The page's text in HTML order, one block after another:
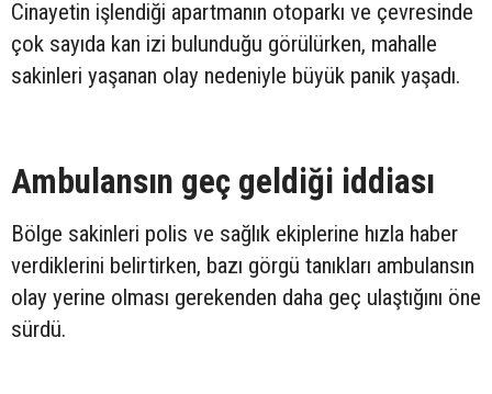
Cinayetin işlendiği apartmanın otoparkı ve çevresinde
çok sayıda kan izi bulunduğu görülürken, mahalle
sakinleri yaşanan olay nedeniyle büyük panik yaşadı.
Ambulansın geç geldiği iddiası
Bölge sakinleri polis ve sağlık ekiplerine hızla haber
verdiklerini belirtirken, bazı görgü tanıkları ambulansın
olay yerine olması gerekenden daha geç ulaştığını öne
sürdü.